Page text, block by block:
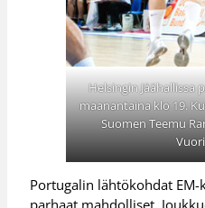
Helsingin Jäähallissa
maanantaina klo 19.
Suomen Teemu
Portugalin lähtökohdat